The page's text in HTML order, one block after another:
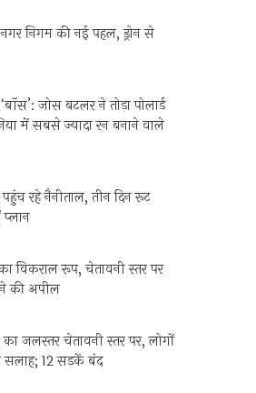
नगर निगम की नई पहल, ड्रोन से
जोस बटलर ने तोड़ा पोलार्ड
में सबसे ज्यादा रन बनाने वाले
पहुंच रहे नैनीताल, तीन दिन रूट
प्‍लान
विकराल रूप, चेतावनी स्तर पर
की अपील
जलस्तर चेतावनी स्तर पर, लोगों
सलाह; 12 सड़कें बंद